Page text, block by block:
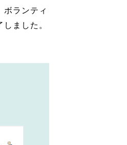
ランティ
ました。